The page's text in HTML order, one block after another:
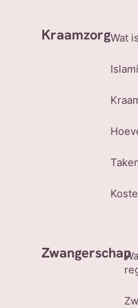
KraamzorgWat
Zwangerschap